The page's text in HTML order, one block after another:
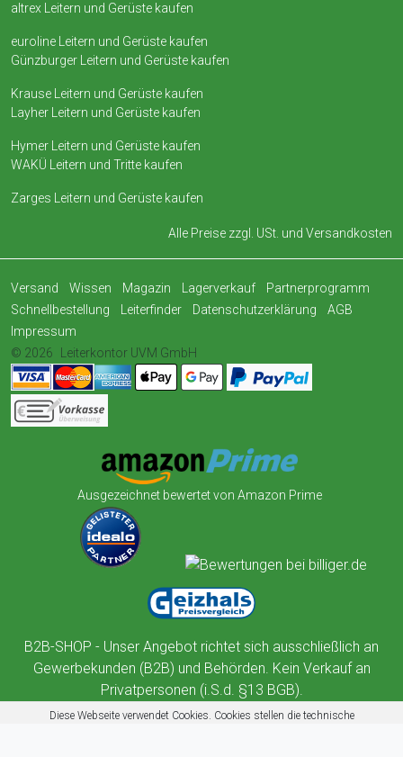
altrex Leitern und Gerüste kaufen
euroline Leitern und Gerüste kaufen
Günzburger Leitern und Gerüste kaufen
Krause Leitern und Gerüste kaufen
Layher Leitern und Gerüste kaufen
Hymer Leitern und Gerüste kaufen
WAKÜ Leitern und Tritte kaufen
Zarges Leitern und Gerüste kaufen
Alle Preise zzgl. USt. und Versandkosten
Versand Wissen Magazin Lagerverkauf
Partnerprogramm
Schnellbestellung
Leiterfinder Datenschutzerklärung
AGB
Impressum
© 2026
Leiterkontor UVM GmbH
Ausgezeichnet bewertet von Amazon Prime
B2B-SHOP - Unser Angebot richtet sich ausschließlich an
Gewerbekunden (B2B) und Behörden. Kein Verkauf an
Privatpersonen (i.S.d. §13 BGB).
Diese Webseite verwendet Cookies. Cookies stellen die technische